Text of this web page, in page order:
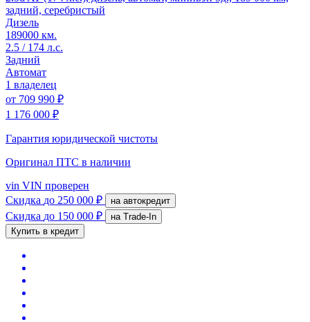
задний, серебристый
Дизель
189000 км.
2.5 / 174 л.с.
Задний
Автомат
1 владелец
от 709 990 ₽
1 176 000 ₽
Гарантия юридической чистоты
Оригинал ПТС в наличии
vin VIN проверен
Скидка до 250 000 ₽ на автокредит
Скидка до 150 000 ₽
на Trade-In
Купить в кредит